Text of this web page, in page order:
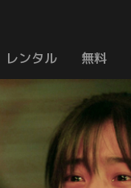
レンタル 無料